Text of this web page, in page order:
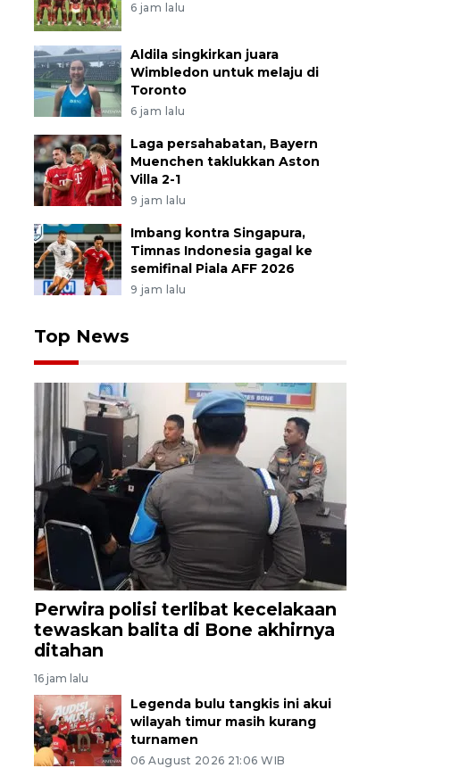
6 jam lalu
Aldila singkirkan juara
Wimbledon untuk melaju di
Toronto
6 jam lalu
Laga persahabatan, Bayern
Muenchen taklukkan Aston
Villa 2-1
9 jam lalu
Imbang kontra Singapura,
Timnas Indonesia gagal ke
semifinal Piala AFF 2026
9 jam lalu
Top News
Perwira polisi terlibat kecelakaan
tewaskan balita di Bone akhirnya
ditahan
16 jam lalu
Legenda bulu tangkis ini akui
wilayah timur masih kurang
turnamen
06 August 2026 21:06 WIB